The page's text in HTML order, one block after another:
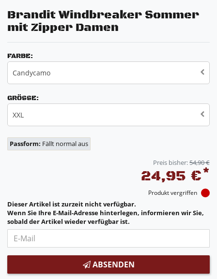
Brandit Windbreaker Sommer
mit Zipper Damen
FARBE:
Candycamo
GRÖSSE:
XXL
Passform: Fällt normal aus
Preis bisher:54,90 €
24,95 €*
Produkt vergriffen
Dieser Artikel ist zurzeit nicht verfügbar.
Wenn Sie Ihre E-Mail-Adresse hinterlegen, informieren wir Sie,
sobald der Artikel wieder verfügbar ist.
ABSENDEN